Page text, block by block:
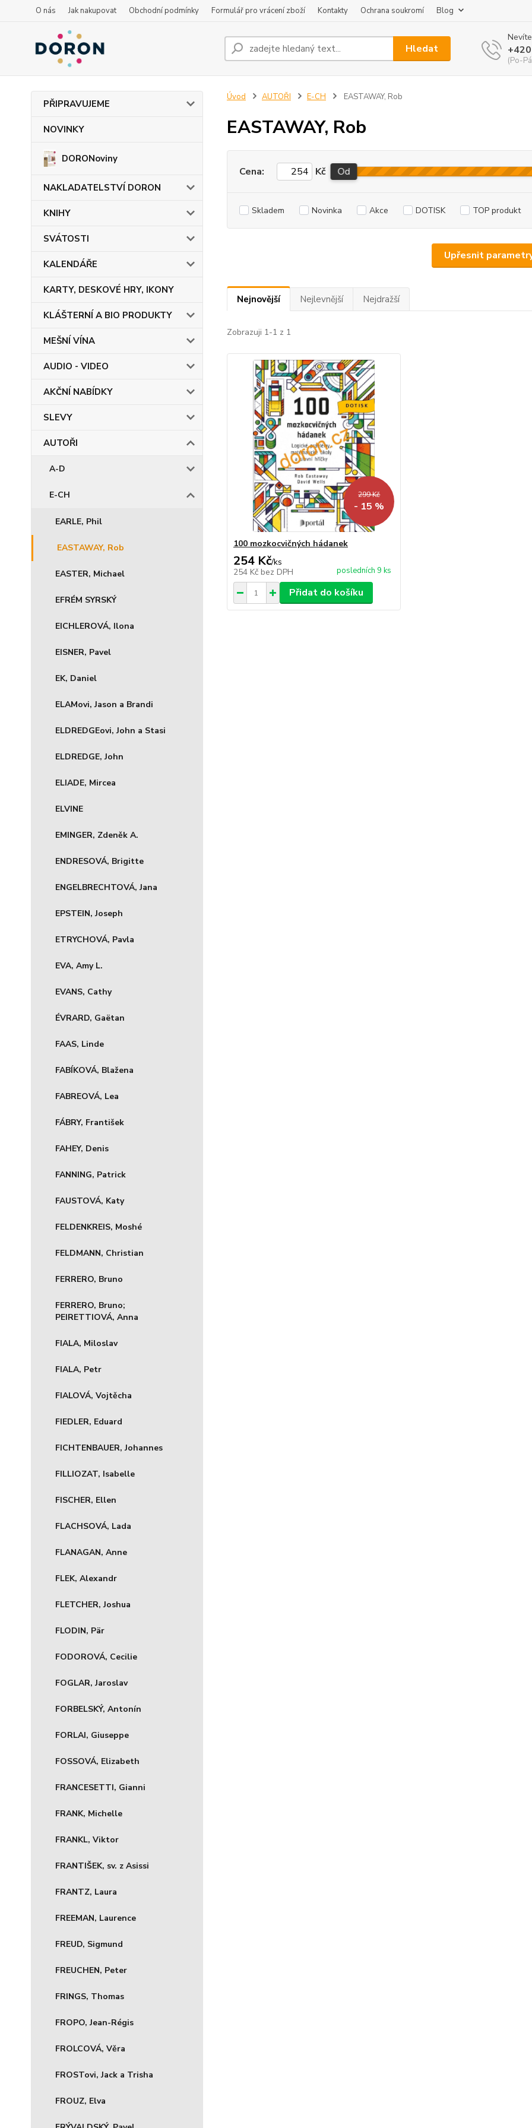
O nás Jak nakupovat Obchodní podmínky Formulář pro vrácení zboží Kontakty Ochrana soukromí Blog
Hledat
(Po-
PŘIPRAVUJEME
NOVINKY
DORONoviny
NAKLADATELSTVÍ DORON
KNIHY
SVÁTOSTI
KALENDÁŘE
KARTY, DESKOVÉ HRY, IKONY
KLÁŠTERNÍ A BIO PRODUKTY
MEŠNÍ VÍNA
AUDIO - VIDEO
AKČNÍ NABÍDKY
SLEVY
AUTOŘI
A-D
E-CH
EARLE, Phil
EASTAWAY, Rob
EASTER, Michael
EFRÉM SYRSKÝ
EICHLEROVÁ, Ilona
EISNER, Pavel
EK, Daniel
ELAMovi, Jason a Brandi
ELDREDGEovi, John a Stasi
ELDREDGE, John
ELIADE, Mircea
ELVINE
EMINGER, Zdeněk A.
ENDRESOVÁ, Brigitte
ENGELBRECHTOVÁ, Jana
EPSTEIN, Joseph
ETRYCHOVÁ, Pavla
EVA, Amy L.
EVANS, Cathy
ÉVRARD, Gaëtan
FAAS, Linde
FABÍKOVÁ, Blažena
FABREOVÁ, Lea
FÁBRY, František
FAHEY, Denis
FANNING, Patrick
FAUSTOVÁ, Katy
FELDENKREIS, Moshé
FELDMANN, Christian
FERRERO, Bruno
FERRERO, Bruno;
PEIRETTIOVÁ, Anna
FIALA, Miloslav
FIALA, Petr
FIALOVÁ, Vojtěcha
FIEDLER, Eduard
FICHTENBAUER, Johannes
FILLIOZAT, Isabelle
FISCHER, Ellen
FLACHSOVÁ, Lada
FLANAGAN, Anne
FLEK, Alexandr
FLETCHER, Joshua
FLODIN, Pär
FODOROVÁ, Cecilie
FOGLAR, Jaroslav
FORBELSKÝ, Antonín
FORLAI, Giuseppe
FOSSOVÁ, Elizabeth
FRANCESETTI, Gianni
FRANK, Michelle
FRANKL, Viktor
FRANTIŠEK, sv. z Asissi
FRANTZ, Laura
FREEMAN, Laurence
FREUD, Sigmund
FREUCHEN, Peter
FRINGS, Thomas
FROPO, Jean-Régis
FROLCOVÁ, Věra
FROSTovi, Jack a Trisha
FROUZ, Elva
Úvod AUTOŘI E-CH EASTAWAY, Rob
EASTAWAY, Rob
Upřesnit
Cena: Kč Od
Skladem Novinka Akce DOTISK TOP produkt
Nejnovější Nejlevnější Nejdražší
Zobrazuji 1-1 z 1
299 Kč
- 15 %
100 mozkocvičných hádanek
254 Kč/ks
254 Kč bez DPH posledních 9 ks
Přidat do košíku